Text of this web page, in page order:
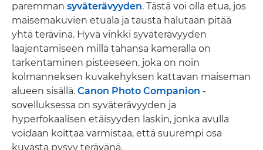
paremman syväterävyyden. Tästä voi olla etua, jos
maisemakuvien etuala ja tausta halutaan pitää
yhtä terävinä. Hyvä vinkki syväterävyyden
laajentamiseen millä tahansa kameralla on
tarkentaminen pisteeseen, joka on noin
kolmanneksen kuvakehyksen kattavan maiseman
alueen sisällä. Canon Photo Companion -
sovelluksessa on syväterävyyden ja
hyperfokaalisen etäisyyden laskin, jonka avulla
voidaan koittaa varmistaa, että suurempi osa
kuvasta pysyy terävänä.